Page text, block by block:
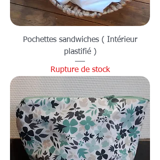
Pochettes sandwiches ( Intérieur
plastifié )
Rupture de stock